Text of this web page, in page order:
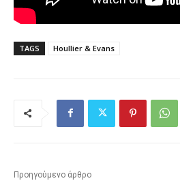
TAGS Houllier & Evans
Προηγούμενο άρθρο